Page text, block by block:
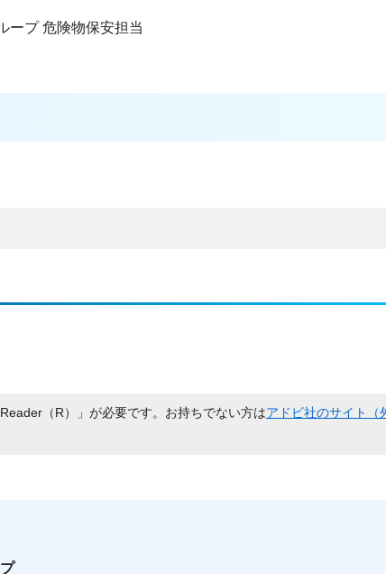
ープ 危険物保安担当
（R）」が必要です。お持ちでない方はアドビ社のサイト（